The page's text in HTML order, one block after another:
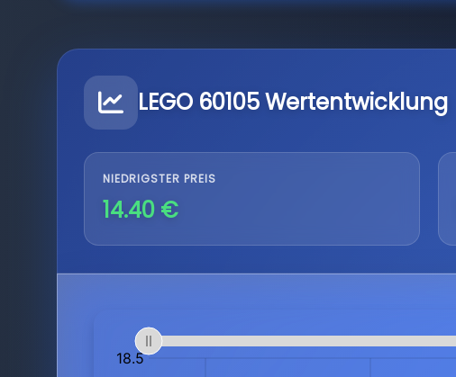
LEGO 60105 Wertentwicklung
NIEDRIGSTER PREIS
14.40 €